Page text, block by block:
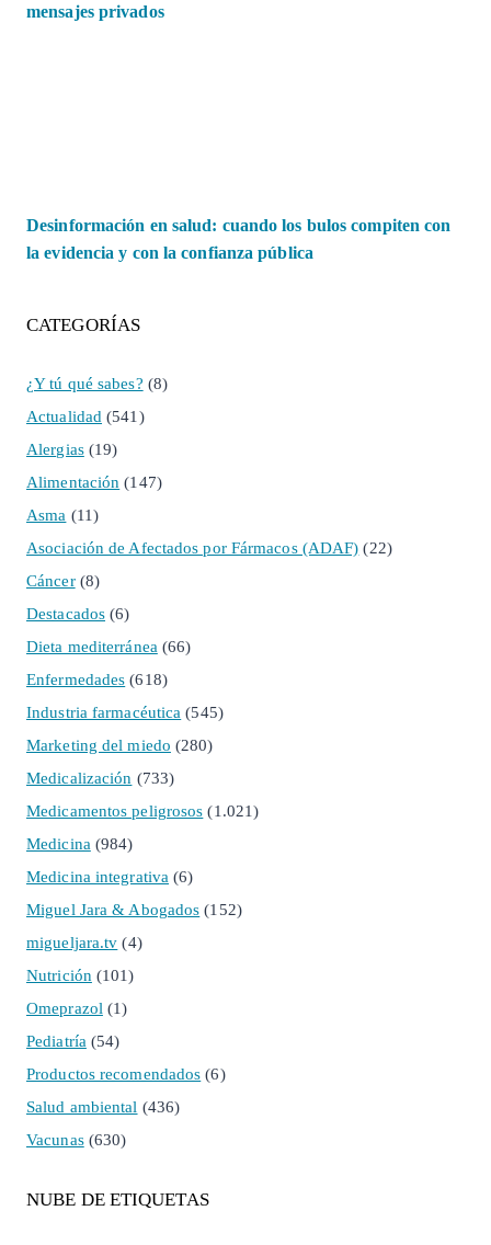
mensajes privados
Desinformación en salud: cuando los bulos compiten con
la evidencia y con la confianza pública
CATEGORÍAS
¿Y tú qué sabes? (8)
Actualidad (541)
Alergias(19)
Alimentación (147)
Asma (11)
Asociación de Afectados por Fármacos (ADAF) (22)
Cáncer(8)
Destacados (6)
Dieta mediterránea(66)
Enfermedades (618)
Industria farmacéutica (545)
Marketing del miedo (280)
Medicalización (733)
Medicamentos peligrosos (1.021)
Medicina(984)
Medicina integrativa (6)
Miguel Jara & Abogados (152)
migueljara.tv (4)
Nutrición(101)
Omeprazol(1)
Pediatría(54)
Productos recomendados (6)
Salud ambiental (436)
Vacunas(630)
NUBE DE ETIQUETAS